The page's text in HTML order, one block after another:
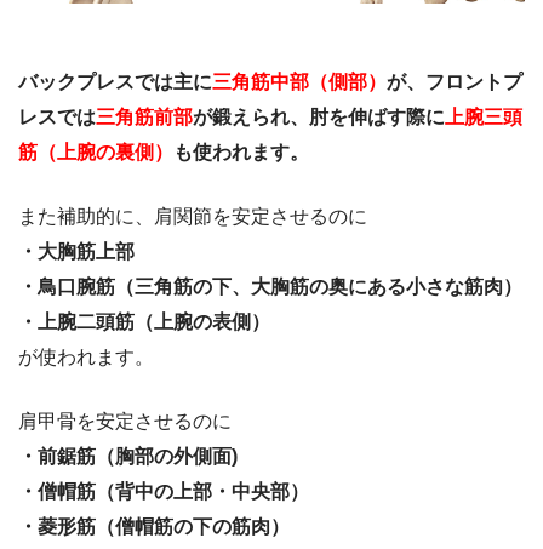
バックプレスでは主に三角筋中部（側部） が、フロントプ
レスでは三角筋前部が鍛えられ、肘を伸ばす際に 上腕三頭
筋（上腕の裏側）
も使われます。
また補助的に、肩関節を安定させるのに
・大胸筋上部
・鳥口腕筋（三角筋の下、大胸筋の奥にある小さな筋肉）
・上腕二頭筋（上腕の表側）
が使われます。
肩甲骨を安定させるのに
・前鋸筋（胸部の外側面)
・僧帽筋（背中の上部・中央部）
・菱形筋（僧帽筋の下の筋肉）